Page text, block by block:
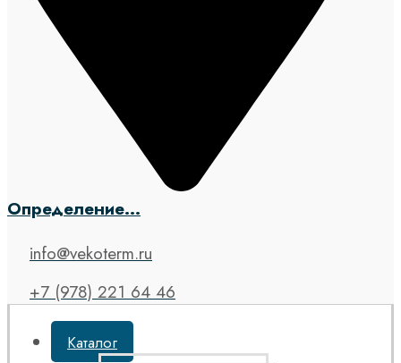
Определение...
info@vekoterm.ru
+7 (978) 221 64 46
Каталог